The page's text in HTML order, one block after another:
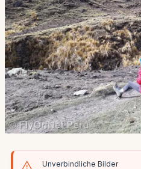
Unverbindliche Bilder